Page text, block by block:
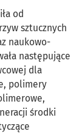
od
sztucznych
naukowo-
następujące
dla
polimery
środki